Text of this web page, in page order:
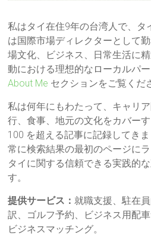
私はタイ在住9年の台湾人で、タ
は国際市場ディレクターとして
場文化、ビジネス、日常生活に
動における理想的なローカルパ
About Me セクションをご覧くだ
私は何年にもわたって、キャリ
行、食事、地元の文化をカバー
100 を超える記事に記録してき
常に検索結果の最初のページに
タイに関する信頼できる実践的
す。
提供サービス：就職支援、駐在
訳、ゴルフ予約、ビジネス用配
ビジネスマッチング。